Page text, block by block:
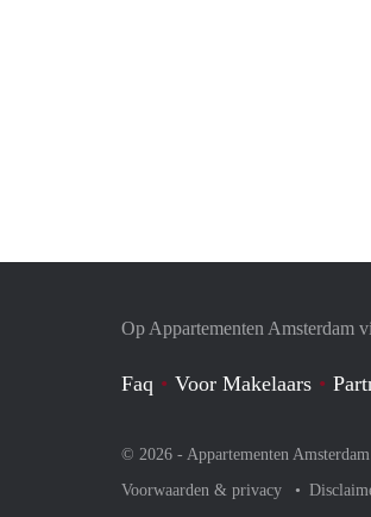
Op Appartementen Amsterdam
Faq Voor Makelaars
© 2026 - Appartementen
Voorwaarden & privacy